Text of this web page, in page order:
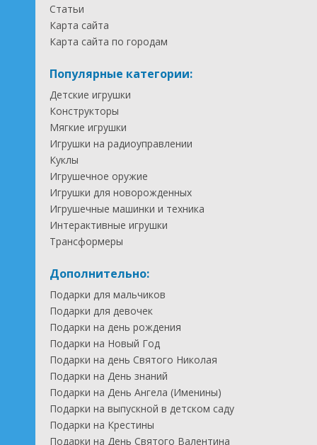
Статьи
Карта сайта
Карта сайта по городам
Популярные категории:
Детские игрушки
Конструкторы
Мягкие игрушки
Игрушки на радиоуправлении
Куклы
Игрушечное оружие
Игрушки для новорожденных
Игрушечные машинки и техника
Интерактивные игрушки
Трансформеры
Дополнительно:
Подарки для мальчиков
Подарки для девочек
Подарки на день рождения
Подарки на Новый Год
Подарки на день Святого Николая
Подарки на День знаний
Подарки на День Ангела (Именины)
Подарки на выпускной в детском саду
Подарки на Крестины
Подарки на День Святого Валентина